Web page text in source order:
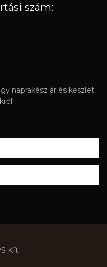
szám:
naprakész ár és készlet